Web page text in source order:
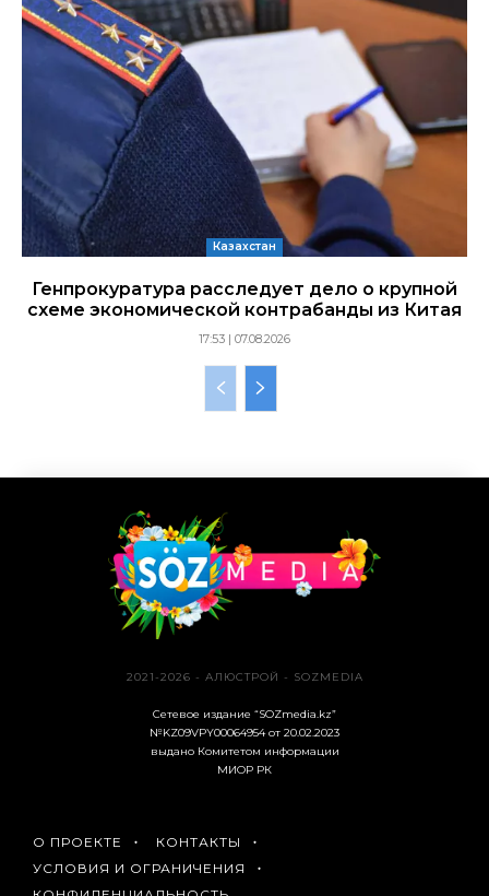
Казахстан
Генпрокуратура расследует дело о крупной
схеме экономической контрабанды из Китая
17:53 | 07.08.2026
2021-2026 - АЛЮСТРОЙ - SOZMEDIA
Сетевое издание “SOZmedia.kz”
№KZ09VPY00064954 от 20.02.2023
выдано Комитетом информации
МИОР РК
О ПРОЕКТЕ
КОНТАКТЫ
УСЛОВИЯ И ОГРАНИЧЕНИЯ